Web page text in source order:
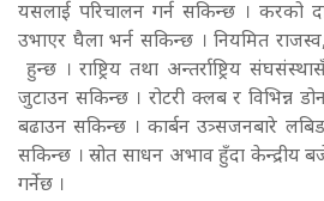
यसलाई परिचालन गर्न सकिन्छ । करको
उभाएर घैला भर्न सकिन्छ । नियमित
हुन्छ । राष्ट्रिय तथा अन्तर्राष्ट्रिय
जुटाउन सकिन्छ । रोटरी क्लब र विभिन्न
बढाउन सकिन्छ । कार्बन उत्र्सजनबारे लबिङ
सकिन्छ । स्रोत साधन अभाव हुँदा
गर्नेछ ।